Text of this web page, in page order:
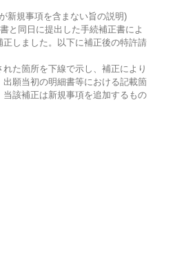
新規事項を含まない旨の説明)
と同日に提出した手続補正書によ
正しました。以下に補正後の特許請
た箇所を下線で示し、補正により
願当初の明細書等における記載箇
該補正は新規事項を追加するもの